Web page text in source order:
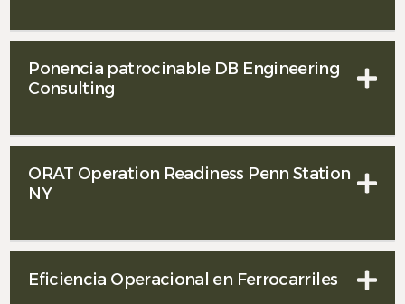
Ponencia patrocinable DB Engineering
Consulting
ORAT Operation Readiness Penn Station
NY
Eficiencia Operacional en Ferrocarriles